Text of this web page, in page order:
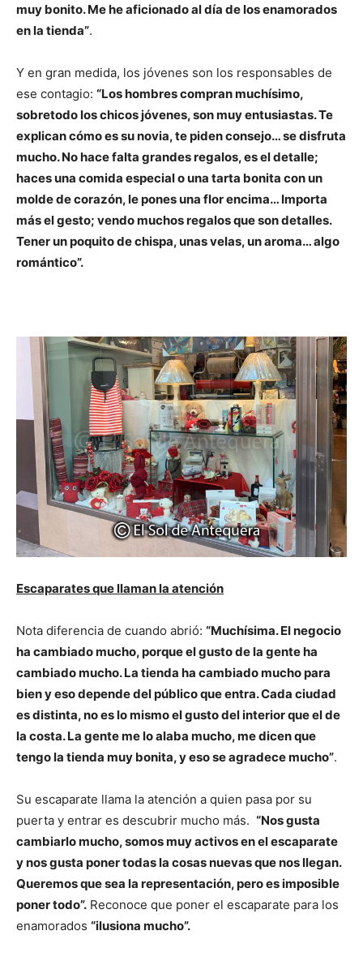
muy bonito. Me he aficionado al día de los enamorados
en la tienda”.
Y en gran medida, los jóvenes son los responsables de
ese contagio: “Los hombres compran muchísimo,
sobretodo los chicos jóvenes, son muy entusiastas. Te
explican cómo es su novia, te piden consejo… se disfruta
mucho. No hace falta grandes regalos, es el detalle;
haces una comida especial o una tarta bonita con un
molde de corazón, le pones una flor encima… Importa
más el gesto; vendo muchos regalos que son detalles.
Tener un poquito de chispa, unas velas, un aroma… algo
romántico”.
Escaparates que llaman la atención
Nota diferencia de cuando abrió: “Muchísima. El negocio
ha cambiado mucho, porque el gusto de la gente ha
cambiado mucho. La tienda ha cambiado mucho para
bien y eso depende del público que entra. Cada ciudad
es distinta, no es lo mismo el gusto del interior que el de
la costa. La gente me lo alaba mucho, me dicen que
tengo la tienda muy bonita, y eso se agradece mucho”.
Su escaparate llama la atención a quien pasa por su
puerta y entrar es descubrir mucho más. “Nos gusta
cambiarlo mucho, somos muy activos en el escaparate
y nos gusta poner todas la cosas nuevas que nos llegan.
Queremos que sea la representación, pero es imposible
poner todo”. Reconoce que poner el escaparate para los
enamorados “ilusiona mucho”.